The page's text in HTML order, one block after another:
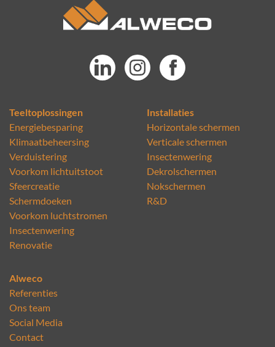
Teeltoplossingen
Energiebesparing
Klimaatbeheersing
Verduistering
Voorkom lichtuitstoot
Sfeercreatie
Schermdoeken
Voorkom luchtstromen
Insectenwering
Renovatie
Installaties
Horizontale schermen
Verticale schermen
Insectenwering
Dekrolschermen
Nokschermen
R&D
Alweco
Referenties
Ons team
Social Media
Contact